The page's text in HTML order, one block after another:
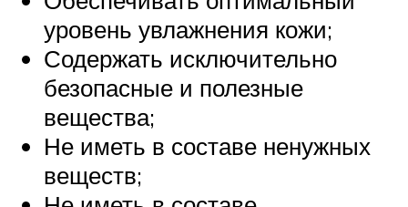
уровень увлажнения кожи;
Содержать исключительно
безопасные и полезные
вещества;
Не иметь в составе ненужных
веществ;